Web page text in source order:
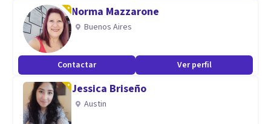
Norma Mazzarone
Buenos Aires
Contactar Ver perfil
Jessica Briseño
Austin